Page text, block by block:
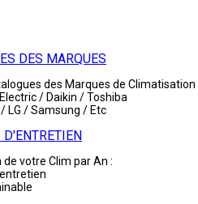
DES MARQUES
des Marques de Climatisation
/ Daikin / Toshiba
LG / Samsung / Etc
de votre Clim par An :